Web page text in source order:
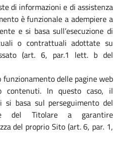
di informazioni e di assistenza
è funzionale a adempiere a
e si basa sull’esecuzione di
o contrattuali adottate su
(art. 6, par.1 lett. b del
delle pagine web
In questo caso, il
basa sul perseguimento del
del Titolare a garantire
del proprio Sito (art. 6, par. 1,